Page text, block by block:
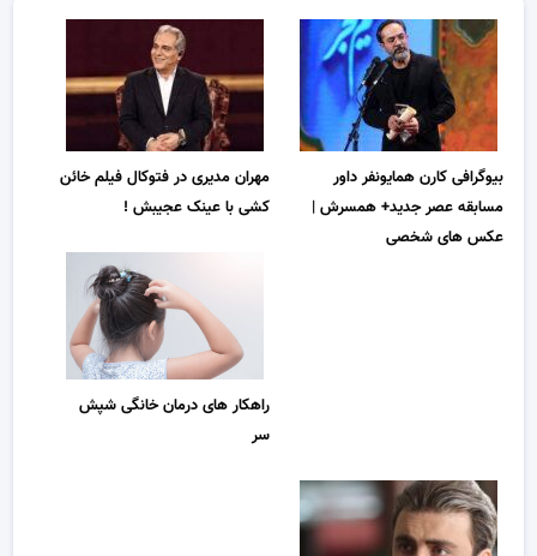
بیوگرافی کارن همایونفر داور
مسابقه عصر جدید+ همسرش |
عکس های شخصی
مهران مدیری در فتوکال فیلم خائن
کشی با عینک عجیبش !
راهکار های درمان خانگی شپش
سر